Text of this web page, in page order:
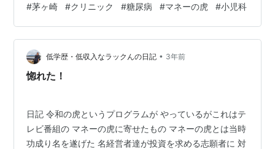
５名の社長たちの前でプレゼンテーションし、時には虎
たちに馬鹿にされ、罵倒されたりしながらも、その虎た
ちから資金を調達することを目指す番組です。 成功する
と、出演者はビジネスの成長や発展に役立つ投資を受け
ることができます。個性的で非常に攻撃的な『虎』が多
#茅ヶ崎 #クリニック #糖尿病 #マネーの虎 #小児科
低学歴・低収入なラックんの日記 • 3年前
惚れた！
日記 令和の虎というプログラムが やっているがこれはテ
レビ番組の マネーの虎に寄せたもの マネーの虎とは当時
功成り名を遂げた 名経営者達が投資を求める志願者に 対